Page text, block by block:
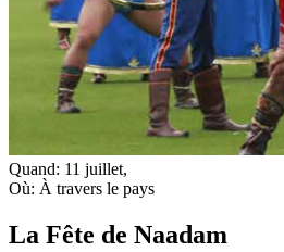
Quand: 11 juillet,
Où: À travers le pays
La Fête de Naadam